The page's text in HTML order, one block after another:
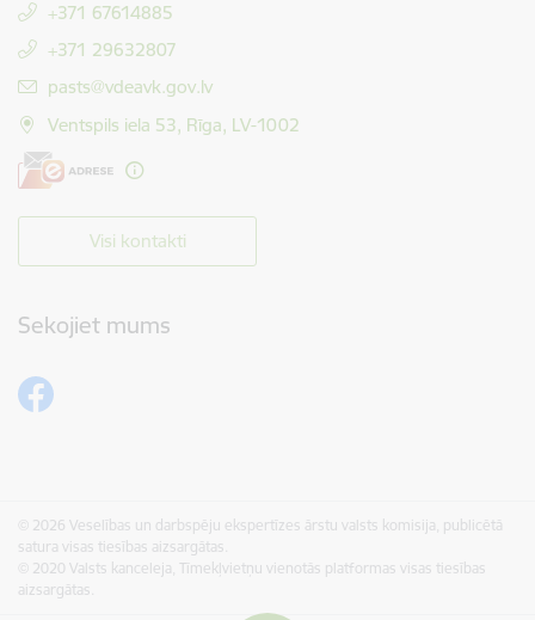
+371 67614885
+371 29632807
E-pasts:
pasts@vdeavk.gov.lv
Ventspils iela 53, Rīga, LV-1002
Visi kontakti
Sekojiet mums
© 2026 Veselības un darbspēju ekspertīzes ārstu valsts komisija, publicētā
satura visas tiesības aizsargātas.
© 2020 Valsts kanceleja, Tīmekļvietņu vienotās platformas visas tiesības
aizsargātas.